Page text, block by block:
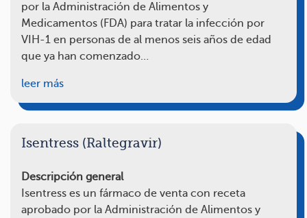
por la Administración de Alimentos y
Medicamentos (FDA) para tratar la infección por
VIH-1 en personas de al menos seis años de edad
que ya han comenzado…
leer más
Isentress (Raltegravir)
Descripción general
Isentress es un fármaco de venta con receta
aprobado por la Administración de Alimentos y